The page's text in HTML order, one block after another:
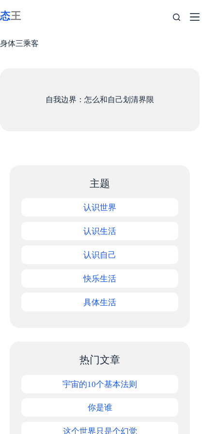
至
身体三乘客
自我边界：怎么和自己划清界限
主题
认识世界
认识生活
认识自己
快乐生活
具体生活
热门文章
宇宙的10个基本法则
你是谁
这个世界只是个幻觉